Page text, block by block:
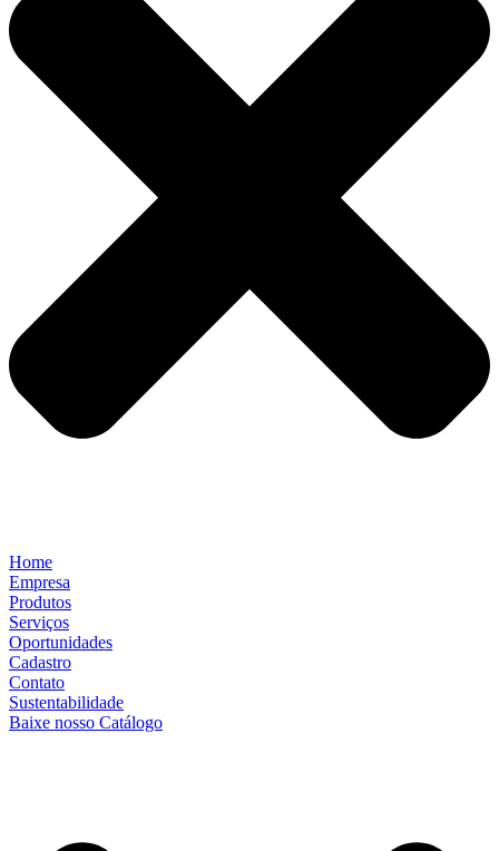
Home
Empresa
Produtos
Serviços
Oportunidades
Cadastro
Contato
Sustentabilidade
Baixe nosso Catálogo